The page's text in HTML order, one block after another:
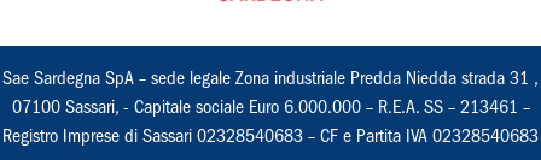
Sae Sardegna SpA – sede legale Zona industriale Predda Niedda strada 31 ,
07100 Sassari, - Capitale sociale Euro 6.000.000 – R.E.A. SS – 213461 –
Registro Imprese di Sassari 02328540683 – CF e Partita IVA 02328540683